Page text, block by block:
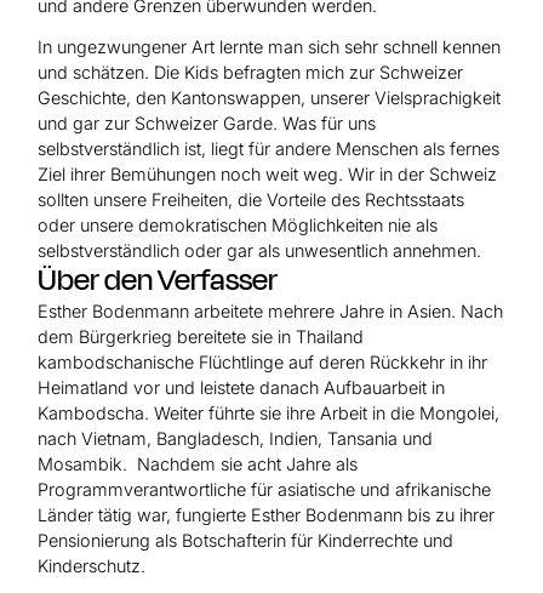
und andere Grenzen überwunden werden.
In ungezwungener Art lernte man sich sehr schnell kennen
und schätzen. Die Kids befragten mich zur Schweizer
Geschichte, den Kantonswappen, unserer Vielsprachigkeit
und gar zur Schweizer Garde. Was für uns
selbstverständlich ist, liegt für andere Menschen als fernes
Ziel ihrer Bemühungen noch weit weg. Wir in der Schweiz
sollten unsere Freiheiten, die Vorteile des Rechtsstaats
oder unsere demokratischen Möglichkeiten nie als
selbstverständlich oder gar als unwesentlich annehmen.
Über den Verfasser
Esther Bodenmann arbeitete mehrere Jahre in Asien. Nach
dem Bürgerkrieg bereitete sie in Thailand
kambodschanische Flüchtlinge auf deren Rückkehr in ihr
Heimatland vor und leistete danach Aufbauarbeit in
Kambodscha. Weiter führte sie ihre Arbeit in die Mongolei,
nach Vietnam, Bangladesch, Indien, Tansania und
Mosambik. Nachdem sie acht Jahre als
Programmverantwortliche für asiatische und afrikanische
Länder tätig war, fungierte Esther Bodenmann bis zu ihrer
Pensionierung als Botschafterin für Kinderrechte und
Kinderschutz.